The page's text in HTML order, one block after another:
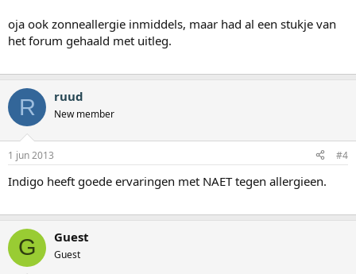
oja ook zonneallergie inmiddels, maar had al een stukje van
het forum gehaald met uitleg.
R ruud
New member
1 jun 2013 #4
Indigo heeft goede ervaringen met NAET tegen allergieen.
G Guest
Guest